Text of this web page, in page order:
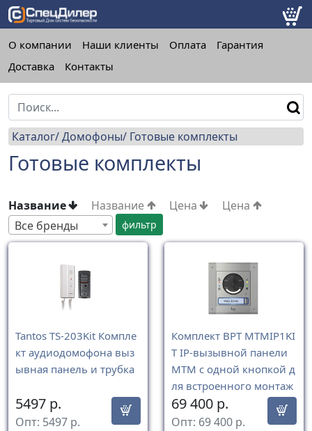
О компании Наши клиенты Оплата
Гарантия
Доставка
Контакты
Каталог Домофоны Готовые комплекты
Готовые комплекты
Название Название Цена
Цена
Все бренды
Tantos TS-203Kit Компле
кт аудиодомофона выз
ывная панель и трубка
5497 р.
Опт: 5497 р.
Комплект BPT MTMIP1KI
T IP-вызывной панели
MTM с одной кнопкой д
ля встроенного монтаж
а
69 400 р.
Опт: 69 400 р.